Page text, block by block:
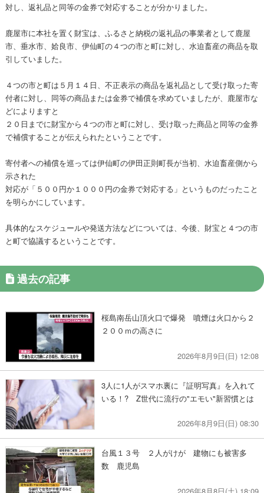
対し、返礼品と同等の金券で対応することが分かりました。
鹿屋市に本社を置く財宝は、ふるさと納税の返礼品の事業者として鹿屋
市、垂水市、姶良市、伊仙町の４つの市と町に対し、水迫畜産の商品を取
引していました。
４つの市と町は５月１４日、不正表示の商品を返礼品として受け取った寄
付者に対し、同等の商品または金券で補償を求めていましたが、鹿屋市な
どによりますと
２０日までに財宝から４つの市と町に対し、受け取った商品と同等の金券
で補償することが伝えられたということです。
寄付者への補償を巡っては伊仙町の伊田正則町長が当初、水迫畜産側から
示された
対応が「５００円か１０００円の金券で対応する」というものだったこと
を明らかにしています。
具体的なスケジュールや発送方法などについては、今後、財宝と４つの市
と町で協議するということです。
過去の記事
桜島南岳山頂火口で爆発 噴煙は火口から２
２００ｍの高さに
2026年8月9日(日) 12:08
3人に1人がスマホ裏に『証明写真』を入れて
いる！? Z世代に流行の"エモい"新習慣とは
2026年8月9日(日) 08:30
台風１３号 ２人がけが 建物にも被害多
数 鹿児島